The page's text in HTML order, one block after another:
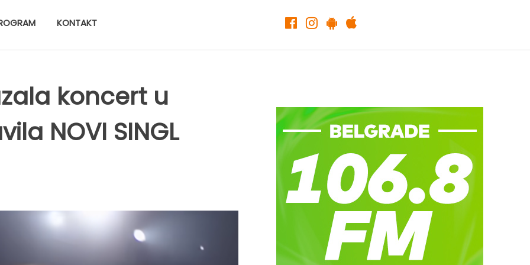
KONTAKT
koncert u
NOVI SINGL